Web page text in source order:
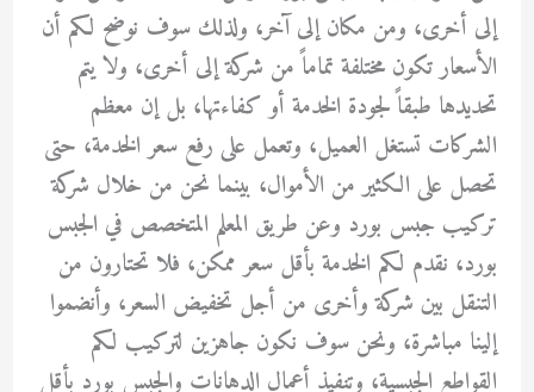
إلى أخرى، ومن مكان إلى آخر، ولذلك سوف نوضح لكم أن
الأسعار تكون مختلفة تماماً من شركة إلى أخرى، ولا يتم
تحديدها طبقاً لجودة الخدمة أو كفاءتها، بل إن معظم
الشركات تستغل العميل، وتعمل على رفع سعر الخدمة، حتى
تحصل على الكثير من الأموال، بينما نحن من خلال شركة
تركيب جبس بورد وعن طريق المعلم المتخصص في الجبس
بورد، نقدم لكم الخدمة بأقل سعر ممكن، فلا تحتارون من
التنقل بين شركة وأخرى من أجل تخفيض السعر، وأنضموا
إلينا مباشرة، ونحن سوف نكون جاهزين لتركيب لكم
القواطع الجبسية، وتنفيذ أعمال الدهانات والجبس بورد بأقل